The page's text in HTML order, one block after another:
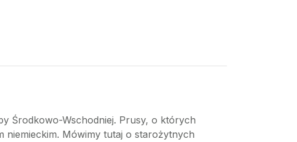
Środkowo-Wschodniej. Prusy, o których
niemieckim. Mówimy tutaj o starożytnych